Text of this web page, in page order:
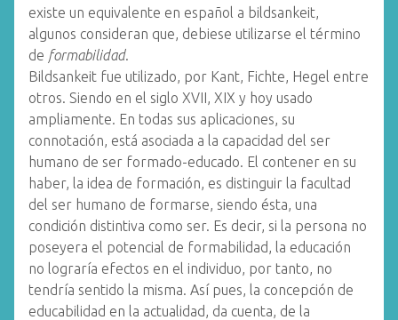
existe un equivalente en español a bildsankeit,
algunos consideran que, debiese utilizarse el término
de formabilidad.
Bildsankeit fue utilizado, por Kant, Fichte, Hegel entre
otros. Siendo en el siglo XVII, XIX y hoy usado
ampliamente. En todas sus aplicaciones, su
connotación, está asociada a la capacidad del ser
humano de ser formado-educado. El contener en su
haber, la idea de formación, es distinguir la facultad
del ser humano de formarse, siendo ésta, una
condición distintiva como ser. Es decir, si la persona no
poseyera el potencial de formabilidad, la educación
no lograría efectos en el individuo, por tanto, no
tendría sentido la misma. Así pues, la concepción de
educabilidad en la actualidad, da cuenta, de la